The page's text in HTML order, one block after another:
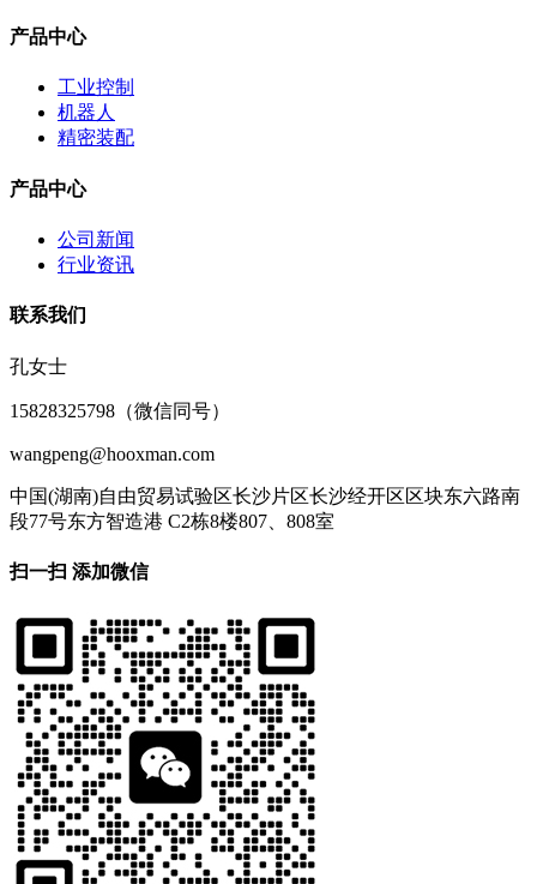
产品中心
工业控制
机器人
精密装配
产品中心
公司新闻
行业资讯
联系我们
孔女士
15828325798（微信同号）
wangpeng@hooxman.com
中国(湖南)自由贸易试验区长沙片区长沙经开区区块东六路南
段77号东方智造港 C2栋8楼807、808室
扫一扫 添加微信